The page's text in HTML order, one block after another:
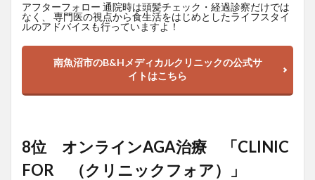
アフターフォロー 通院時は頭髪チェック・経過診察だけでは
なく、 専門医の視点から食生活をはじめとしたライフスタイ
ルのアドバイスも行っていますよ！
南魚沼市のB&Hメディカルクリニックの公式サ
イトはこちら
8位 オンラインAGA治療 「CLINIC
FOR （クリニックフォア）」